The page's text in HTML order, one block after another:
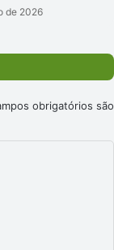
de 2026
obrigatórios são